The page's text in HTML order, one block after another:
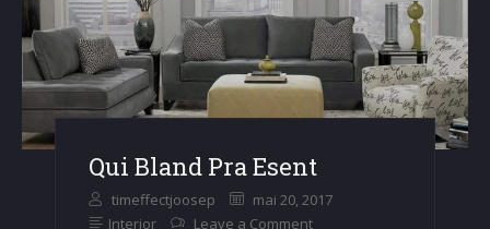
Qui Bland Pra Esent
timeffectjoosep
mai 20, 2017
Interior
Leave a Comment